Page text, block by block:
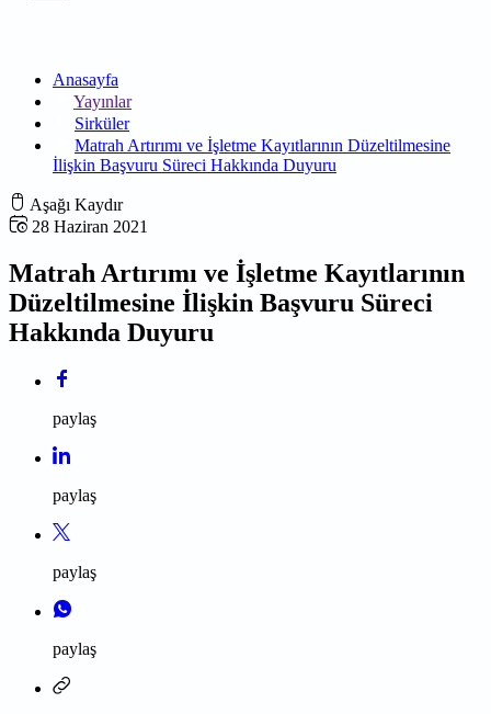
Anasayfa
Yayınlar
Sirküler
Matrah Artırımı ve İşletme Kayıtlarının Düzeltilmesine
İlişkin Başvuru Süreci Hakkında Duyuru
Aşağı Kaydır
28 Haziran 2021
Matrah Artırımı ve İşletme Kayıtlarının
Düzeltilmesine İlişkin Başvuru Süreci
Hakkında Duyuru
paylaş
paylaş
paylaş
paylaş